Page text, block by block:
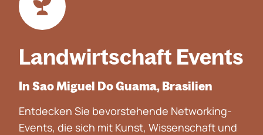
Landwirtschaft Events
In Sao Miguel Do Guama, Brasilien
Entdecken Sie bevorstehende Networking-
Events, die sich mit Kunst, Wissenschaft und